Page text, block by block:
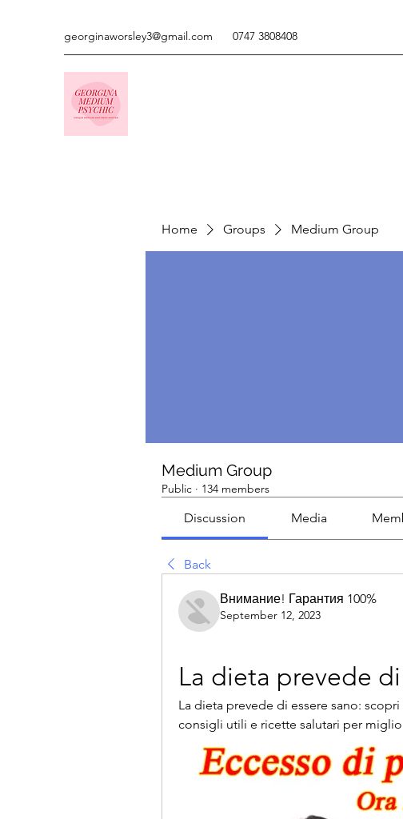
georginaworsley3@gmail.com 0747 3808408
Home Groups Medium Group
Medium Group
Public · 134 members
Discussion Media
Back
Внимание! Гарантия 100%
September 12, 2023
La dieta prevede
La dieta prevede di essere sano:
consigli utili e ricette salutari per